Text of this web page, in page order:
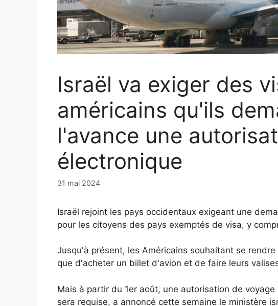
Israël va exiger des
américains qu'ils
l'avance une
électronique
31 mai 2024
Israël rejoint les pays occidentaux exigeant une
pour les citoyens des pays exemptés de visa, y
Jusqu'à présent, les Américains souhaitant se
que d'acheter un billet d'avion et de faire leurs
Mais à partir du 1er août, une autorisation de
sera requise, a annoncé cette semaine le ministère